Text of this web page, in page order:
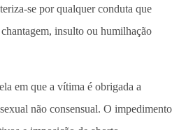
se por qualquer conduta que
insulto ou humilhação